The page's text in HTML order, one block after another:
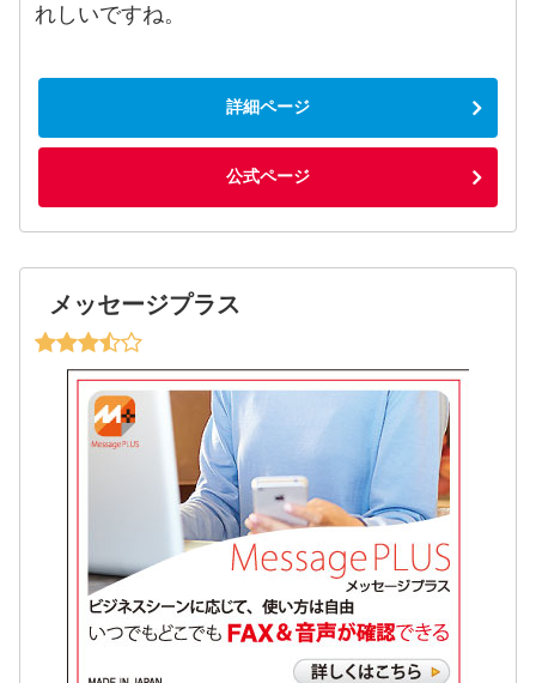
れしいですね。
詳細ページ
公式ページ
メッセージプラス